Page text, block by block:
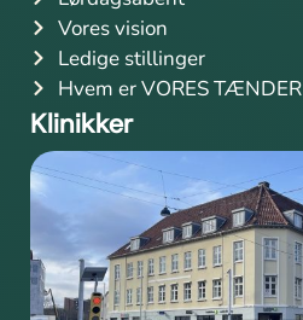
Vores vision
Ledige stillinger
Hvem er VORES TÆNDER
Klinikker